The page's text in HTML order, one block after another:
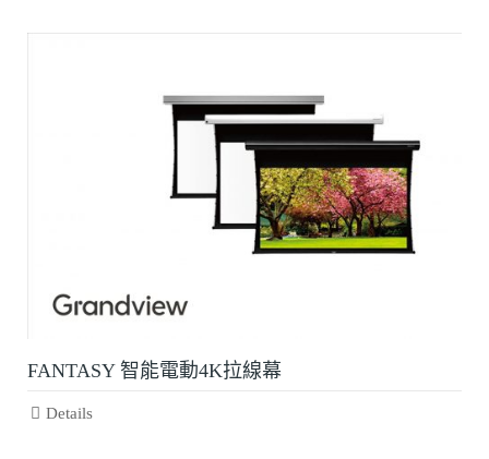
FANTASY 智能電動4K拉線幕
Details